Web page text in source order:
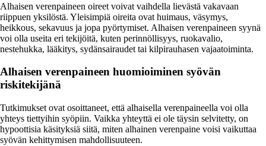
Alhaisen verenpaineen oireet voivat vaihdella lievästä vakavaan
riippuen yksilöstä. Yleisimpiä oireita ovat huimaus, väsymys,
heikkous, sekavuus ja jopa pyörtymiset. Alhaisen verenpaineen syynä
voi olla useita eri tekijöitä, kuten perinnöllisyys, ruokavalio,
nestehukka, lääkitys, sydänsairaudet tai kilpirauhasen vajaatoiminta.
Alhaisen verenpaineen huomioiminen syövän
riskitekijänä
Tutkimukset ovat osoittaneet, että alhaisella verenpaineella voi olla
yhteys tiettyihin syöpiin. Vaikka yhteyttä ei ole täysin selvitetty, on
hypoottisia käsityksiä siitä, miten alhainen verenpaine voisi vaikuttaa
syövän kehittymisen mahdollisuuteen.